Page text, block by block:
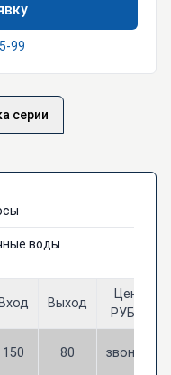
99
серии
воды
Выход
Цена,
РУБЛИ
150 80 звоните